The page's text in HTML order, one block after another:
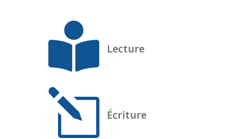
 Lecture
l Écriture